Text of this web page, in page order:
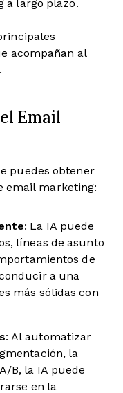
a largo plazo.
acompañan al
Email
puedes obtener
email marketing:
: La IA puede
líneas de asunto
de
a una
más sólidas con
: Al automatizar
la
B, la IA puede
en la